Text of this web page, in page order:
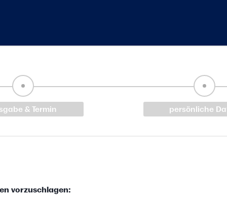
& Termin persönliche
vorzuschlagen: